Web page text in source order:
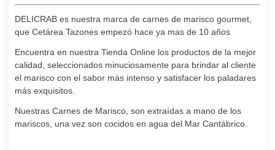
DELICRAB es nuestra marca de carnes de marisco gourmet,
que Cetárea Tazones empezó hace ya mas de 10 años
Encuentra en nuestra Tienda Online los productos de la mejor
calidad, seleccionados minuciosamente para brindar al cliente
el marisco con el sabor más intenso y satisfacer los paladares
más exquisitos.
Nuestras Carnes de Marisco, son extraídas a mano de los
mariscos, una vez son cocidos en agua del Mar Cantábrico.